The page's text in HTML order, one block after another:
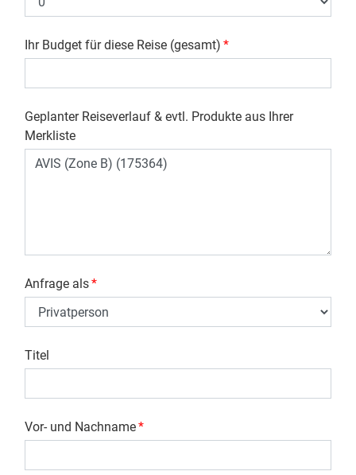
Ihr Budget für diese Reise (gesamt) *
Geplanter Reiseverlauf & evtl. Produkte aus Ihrer
Merkliste
Anfrage als*
Titel
Vor- und Nachname*